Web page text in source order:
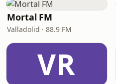
Mortal FM
Valladolid · 88.9 FM
VR